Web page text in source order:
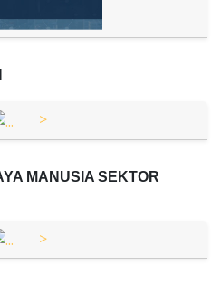
>
MANUSIA SEKTOR
>